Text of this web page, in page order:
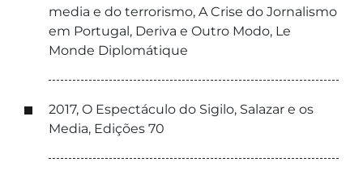
media e do terrorismo, A Crise do Jornalismo
em Portugal, Deriva e Outro Modo, Le
Monde Diplomátique
2017, O Espectáculo do Sigilo, Salazar e os
Media, Edições 70